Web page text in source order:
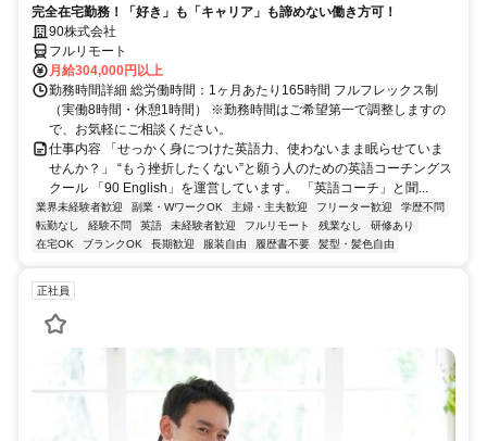
完全在宅勤務！「好き」も「キャリア」も諦めない働き方可！
90株式会社
フルリモート
月給304,000円以上
勤務時間詳細 総労働時間：1ヶ月あたり165時間 フルフレックス制
（実働8時間・休憩1時間） ※勤務時間はご希望第一で調整しますの
で、お気軽にご相談ください。
仕事内容 「せっかく身につけた英語力、使わないまま眠らせていま
せんか？」 “もう挫折したくない”と願う人のための英語コーチングス
クール 「90 English」を運営しています。 「英語コーチ」と聞...
業界未経験者歓迎 副業・WワークOK 主婦・主夫歓迎 フリーター歓迎
学歴不問
転勤なし
経験不問 英語 未経験者歓迎 フルリモート 残業なし
研修あり
在宅OK
ブランクOK 長期歓迎 服装自由 履歴書不要 髪型・髪色自由
正社員